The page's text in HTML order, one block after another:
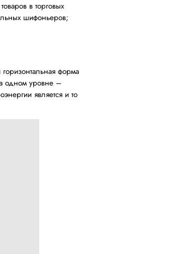
в торговых
шифоньеров;
форма
одном уровне –
является и то